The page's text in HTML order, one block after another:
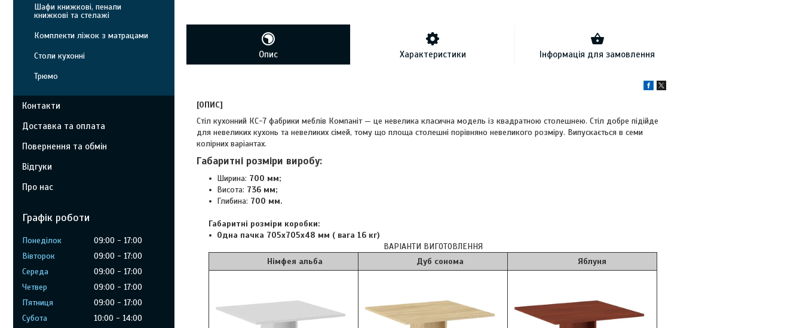
Опис Характеристики Інформація для замовлення
[ОПИС]
Стіл кухонний КС-7 фабрики меблів Компаніт — це невелика класична модель із квадратною столешнею. Стіл добре підійде
для невеликих кухонь та невеликих сімей, тому що площа столешні порівняно невеликого розміру. Випускається в семи
колірних варіантах.
Габаритні розміри виробу:
Ширина: 700 мм;
Висота: 736 мм;
Глибина: 700 мм.
Габаритні розміри коробки:
Одна пачка 705х705х48 мм ( вага 16 кг)
ВАРІАНТИ ВИГОТОВЛЕННЯ
Німфея альба
Дуб сонома Яблуня
Шафи книжкові, пенали
книжкові та стелажі
Комплекти ліжок з матрацами
Столи кухонні
Трюмо
Контакти
Доставка та оплата
Повернення та обмін
Відгуки
Про нас
Графік роботи
Понеділок 09:00
17:00
Вівторок
09:00
17:00
Середа
09:00
17:00
Четвер
09:00
17:00
Пʼятниця
09:00
17:00
Субота
10:00
14:00